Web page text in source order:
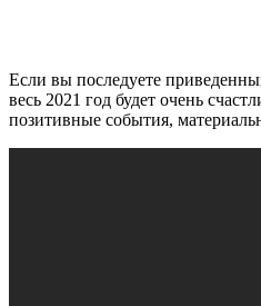
Если вы последуете
весь 2021 год будет очень
позитивные события,